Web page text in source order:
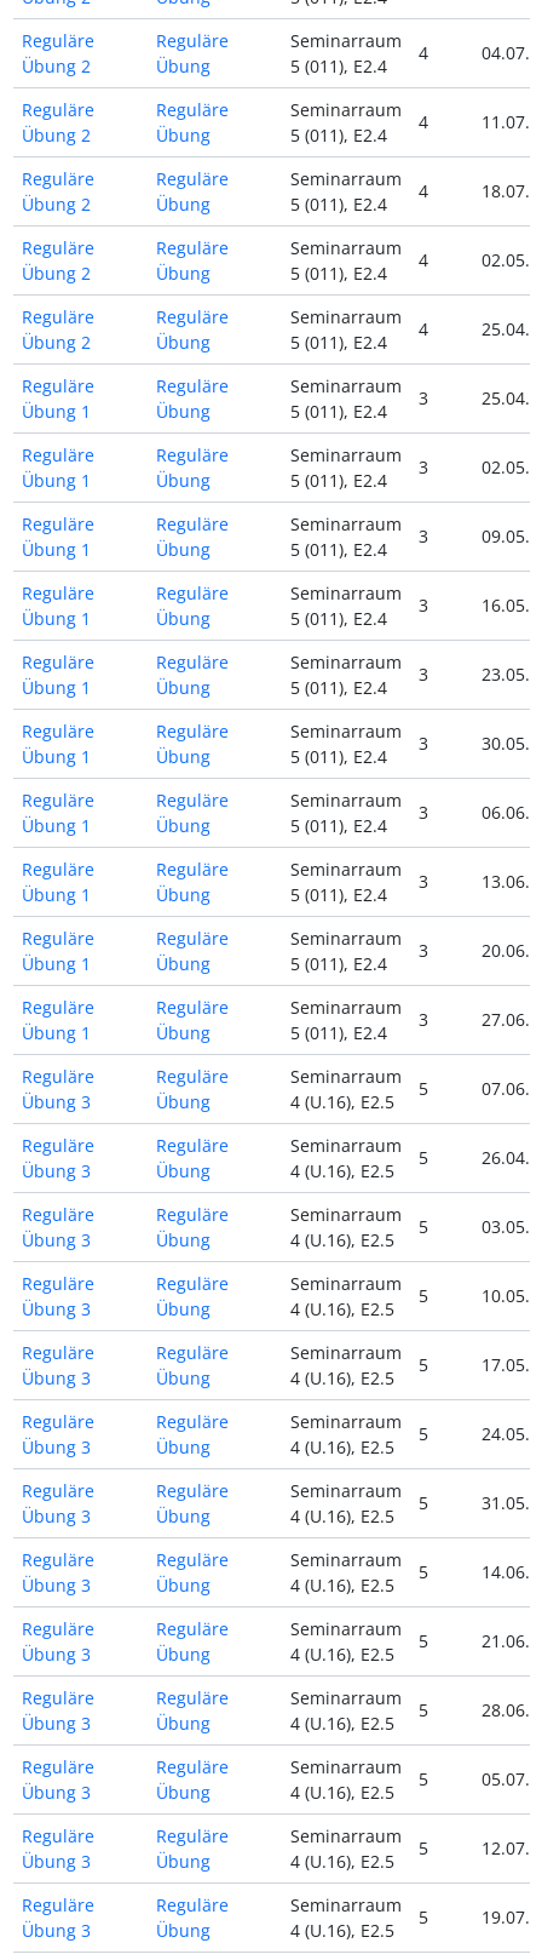
Reguläre
Übung 2
Reguläre
Übung
Seminarraum
5 (011), E2.4
4
Reguläre
Übung 2
Reguläre
Übung
Seminarraum
5 (011), E2.4
4
Reguläre
Übung 2
Reguläre
Übung
Seminarraum
5 (011), E2.4
4
Reguläre
Übung 2
Reguläre
Übung
Seminarraum
5 (011), E2.4
4
Reguläre
Übung 2
Reguläre
Übung
Seminarraum
5 (011), E2.4
4
Reguläre
Übung 1
Reguläre
Übung
Seminarraum
5 (011), E2.4
3
Reguläre
Übung 1
Reguläre
Übung
Seminarraum
5 (011), E2.4
3
Reguläre
Übung 1
Reguläre
Übung
Seminarraum
5 (011), E2.4
3
Reguläre
Übung 1
Reguläre
Übung
Seminarraum
5 (011), E2.4
3
Reguläre
Übung 1
Reguläre
Übung
Seminarraum
5 (011), E2.4
3
Reguläre
Übung 1
Reguläre
Übung
Seminarraum
5 (011), E2.4
3
Reguläre
Übung 1
Reguläre
Übung
Seminarraum
5 (011), E2.4
3
Reguläre
Übung 1
Reguläre
Übung
Seminarraum
5 (011), E2.4
3
Reguläre
Übung 1
Reguläre
Übung
Seminarraum
5 (011), E2.4
3
Reguläre
Übung 1
Reguläre
Übung
Seminarraum
5 (011), E2.4
3
Reguläre
Übung 3
Reguläre
Übung
Seminarraum
4 (U.16), E2.5
5
Reguläre
Übung 3
Reguläre
Übung
Seminarraum
4 (U.16), E2.5
5
Reguläre
Übung 3
Reguläre
Übung
Seminarraum
4 (U.16), E2.5
5
Reguläre
Übung 3
Reguläre
Übung
Seminarraum
4 (U.16), E2.5
5
Reguläre
Übung 3
Reguläre
Übung
Seminarraum
4 (U.16), E2.5
5
Reguläre
Übung 3
Reguläre
Übung
Seminarraum
4 (U.16), E2.5
5
Reguläre
Übung 3
Reguläre
Übung
Seminarraum
4 (U.16), E2.5
5
Reguläre
Übung 3
Reguläre
Übung
Seminarraum
4 (U.16), E2.5
5
Reguläre
Übung 3
Reguläre
Übung
Seminarraum
4 (U.16), E2.5
5
Reguläre
Übung 3
Reguläre
Übung
Seminarraum
4 (U.16), E2.5
5
Reguläre
Übung 3
Reguläre
Übung
Seminarraum
4 (U.16), E2.5
5
Reguläre
Übung 3
Reguläre
Übung
Seminarraum
4 (U.16), E2.5
5
Reguläre
Übung 3
Reguläre
Übung
Seminarraum
4 (U.16), E2.5
5